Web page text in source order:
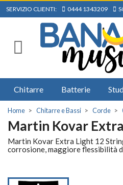
SERVIZIO CLIENTI: 0444 1343209
Chitarre Batterie
Home Chitarre e Bassi Corde
Martin Kovar
Martin Kovar Extra Light 12
corrosione, maggiore flessibilità